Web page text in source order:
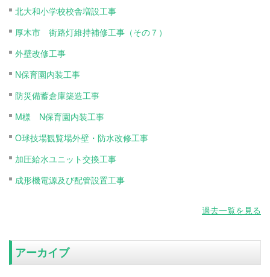
北大和小学校校舎増設工事
厚木市 街路灯維持補修工事（その７）
外壁改修工事
N保育園内装工事
防災備蓄倉庫築造工事
M様 N保育園内装工事
O球技場観覧場外壁・防水改修工事
加圧給水ユニット交換工事
成形機電源及び配管設置工事
過去一覧を見る
アーカイブ